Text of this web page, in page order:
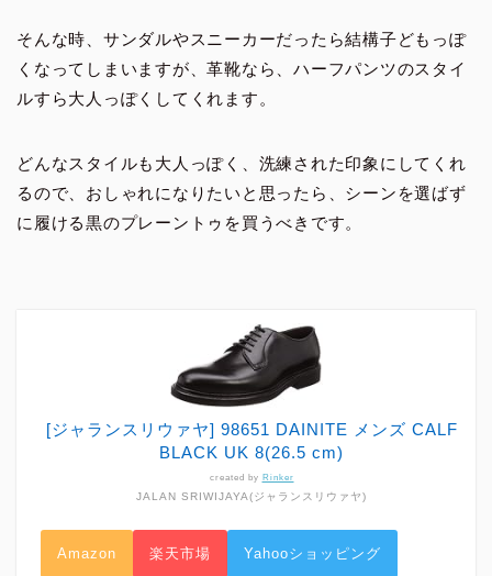
そんな時、サンダルやスニーカーだったら結構子どもっぽ
くなってしまいますが、革靴なら、ハーフパンツのスタイ
ルすら大人っぽくしてくれます。
どんなスタイルも大人っぽく、洗練された印象にしてくれ
るので、おしゃれになりたいと思ったら、シーンを選ばず
に履ける黒のプレーントゥを買うべきです。
[ジャランスリウァヤ] 98651 DAINITE メンズ CALF
BLACK UK 8(26.5 cm)
created by Rinker
JALAN SRIWIJAYA(ジャランスリウァヤ)
Amazon 楽天市場 Yahooショッピング